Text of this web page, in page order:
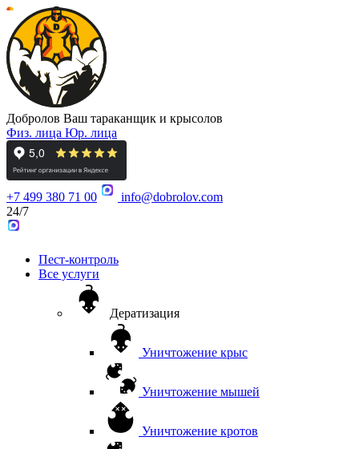
Добролов Ваш тараканщик и крысолов
Физ. лица Юр. лица
+7 499 380 71 00
info@dobrolov.com
24/7
Пест-контроль
Все услуги
Дератизация
Уничтожение крыс
Уничтожение мышей
Уничтожение кротов